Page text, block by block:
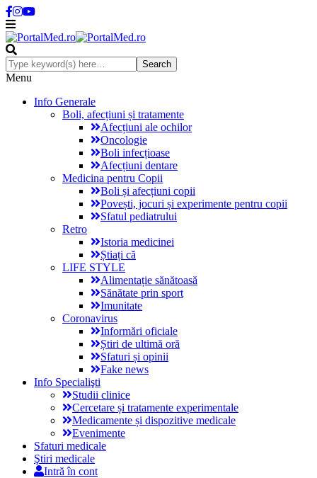
Menu
Info Generale
Boli, afecțiuni și tratamente
Afecțiuni ale ochilor
Oncologie
Boli infecțioase
Afecțiuni dentare
Medicina pentru Copii
Boli și afecțiuni copii
Povești, jocuri și experimente pentru copii
Sfatul pediatrului
Retro
Istoria medicinei
Știați că
LIFE STYLE
Alimentație sănătoasă
Sănătate prin sport
Imunitate
Coronavirus
Informări oficiale
Știri de ultimă oră
Sfaturi și opinii
Fake news
Info Specialişti
Studii clinice
Cercetare și tratamente experimentale
Medicamente și dispozitive medicale
Evenimente
Sfaturi medicale
Ştiri medicale
Intră în cont